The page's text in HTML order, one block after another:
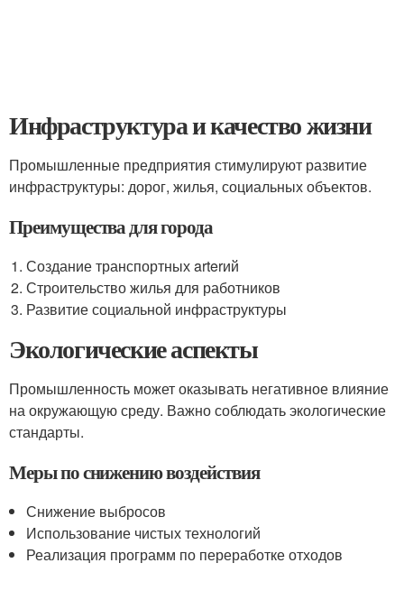
Инфраструктура и качество жизни
Промышленные предприятия стимулируют развитие
инфраструктуры: дорог, жилья, социальных объектов.
Преимущества для города
Создание транспортных arterий
Строительство жилья для работников
Развитие социальной инфраструктуры
Экологические аспекты
Промышленность может оказывать негативное влияние
на окружающую среду. Важно соблюдать экологические
стандарты.
Меры по снижению воздействия
Снижение выбросов
Использование чистых технологий
Реализация программ по переработке отходов